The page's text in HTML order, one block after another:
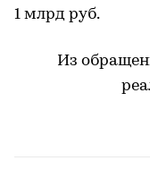
1 млрд руб.
Из